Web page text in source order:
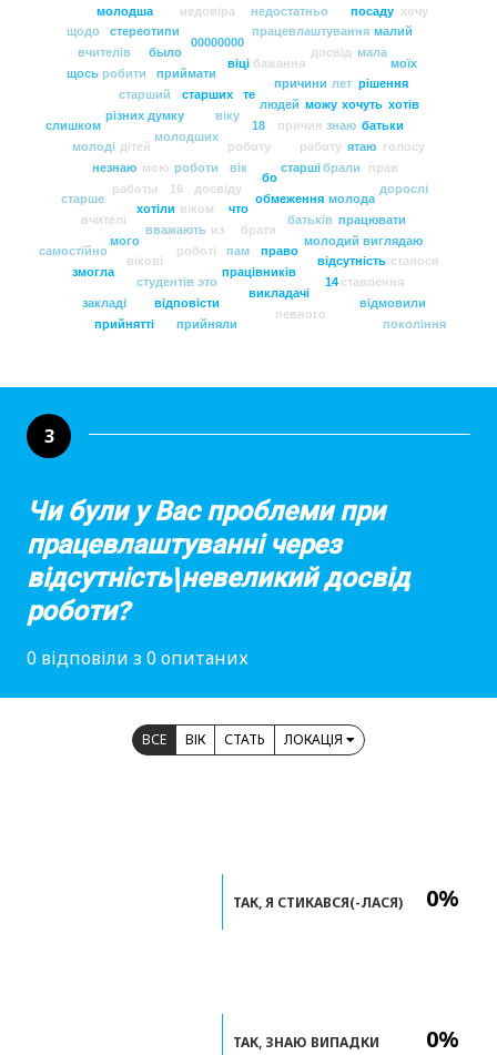
роботу
вік
18
бо
досвіду
віку
людей
обмеження
причин
роботи старші
старших
віком
молодших
причини
можу
работу
батьків
приймати
те
брати
вважають
думку
что
бажання
знаю
молодий
хотіли
16
брали
было
віці
досвід
лет
молода
право
роботі
старший
00000000
відсутність
мою
працевлаштування
стереотипи
хочуть
вікові
пам
працювати
працівників
работы
робити
різних
рішення
ставлення
студентів
ятаю
батьки
дітей
мала
мого
молодша недовіра недостатньо
незнаю
посаду
прав
это
виглядаю
викладачі
вчителі
вчителів
відмовили
відповісти
голосу
дорослі
закладі
змогла
из
малий
молоді
моїх
певного
покоління
прийняли
прийнятті
самостійно
слишком
сталося
старше
хотів
хочу
щодо
щось
14
3
Чи були у Вас проблеми при
працевлаштуванні через
відсутність\невеликий досвід
роботи?
0 відповіли з 0 опитаних
ВСЕ ВІК СТАТЬ ЛОКАЦІЯ
0%
0%
ТАК, Я СТИКАВСЯ(-ЛАСЯ)
ТАК, ЗНАЮ ВИПАДКИ